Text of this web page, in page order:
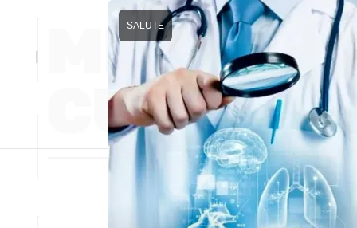
SALUTE